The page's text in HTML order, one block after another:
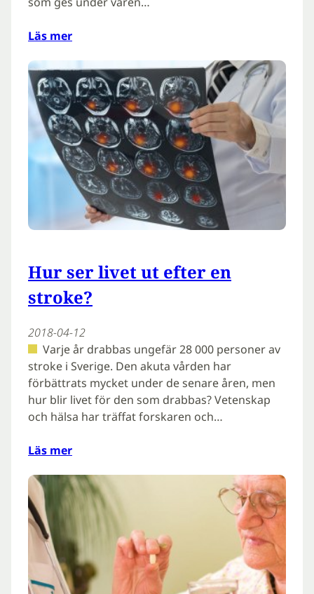
Läs mer
Hur ser livet ut efter en
stroke?
2018-04-12
Varje år drabbas ungefär 28 000 personer av
stroke i Sverige. Den akuta vården har
förbättrats mycket under de senare åren, men
hur blir livet för den som drabbas? Vetenskap
och hälsa har träffat forskaren och…
Läs mer